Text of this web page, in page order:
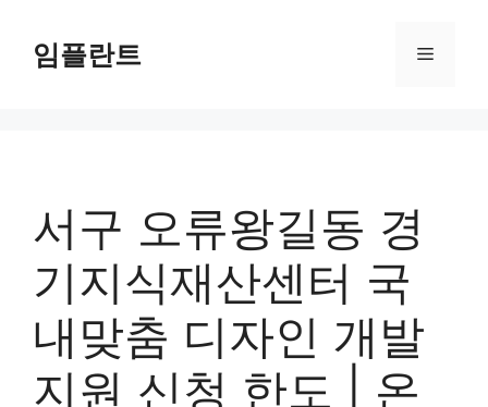
임플란트 메
서구 오류왕길동 경
기지식재산센터 국
내맞춤 디자인 개발
지원 신청 한도 | 온